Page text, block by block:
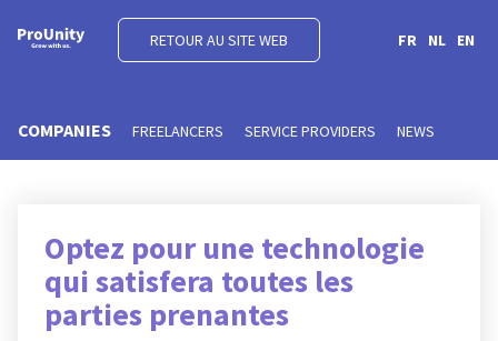
RETOUR AU SITE WEB FR NL EN
COMPANIES FREELANCERS SERVICE PROVIDERS NEWS
Optez pour une technologie
qui satisfera toutes les
parties prenantes